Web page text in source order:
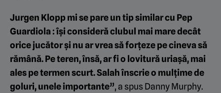
Jurgen Klopp mi se pare un tip similar cu Pep
Guardiola : își consideră clubul mai mare decât
orice jucător și nu ar vrea să forțeze pe cineva să
rămână. Pe teren, însă, ar fi o lovitură uriașă, mai
ales pe termen scurt. Salah înscrie o mulțime de
goluri, unele importante”, a spus Danny Murphy.